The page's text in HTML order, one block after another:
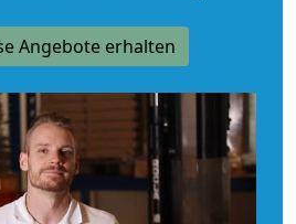
Angebote erhalten